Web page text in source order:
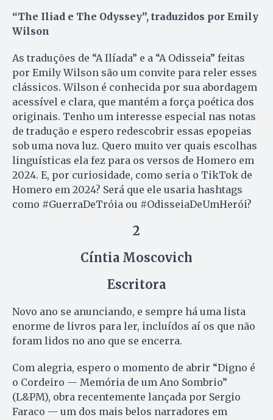
“The Iliad e The Odyssey”, traduzidos por Emily
Wilson
As traduções de “A Ilíada” e a “A Odisseia” feitas
por Emily Wilson são um convite para reler esses
clássicos. Wilson é conhecida por sua abordagem
acessível e clara, que mantém a força poética dos
originais. Tenho um interesse especial nas notas
de tradução e espero redescobrir essas epopeias
sob uma nova luz. Quero muito ver quais escolhas
linguísticas ela fez para os versos de Homero em
2024. E, por curiosidade, como seria o TikTok de
Homero em 2024? Será que ele usaria hashtags
como #GuerraDeTróia ou #OdisseiaDeUmHerói?
2
Cíntia Moscovich
Escritora
Novo ano se anunciando, e sempre há uma lista
enorme de livros para ler, incluídos aí os que não
foram lidos no ano que se encerra.
Com alegria, espero o momento de abrir “Digno é
o Cordeiro — Memória de um Ano Sombrio”
(L&PM), obra recentemente lançada por Sergio
Faraco — um dos mais belos narradores em